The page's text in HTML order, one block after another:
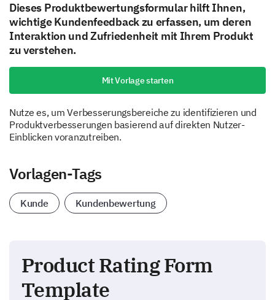
Dieses Produktbewertungsformular hilft Ihnen,
wichtige Kundenfeedback zu erfassen, um deren
Interaktion und Zufriedenheit mit Ihrem Produkt
zu verstehen.
Mit Vorlage starten
Nutze es, um Verbesserungsbereiche zu identifizieren und
Produktverbesserungen basierend auf direkten Nutzer-
Einblicken voranzutreiben.
Vorlagen-Tags
Kunde Kundenbewertung
Product Rating Form
Template